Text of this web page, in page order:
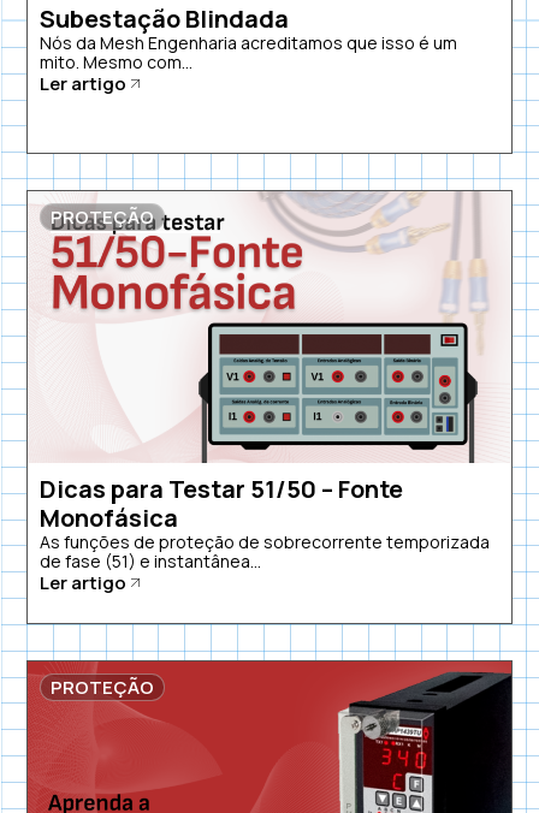
Subestação Blindada
Nós da Mesh Engenharia acreditamos que isso é um
mito. Mesmo com...
Ler artigo
PROTEÇÃO
Dicas para Testar 51/50 – Fonte
Monofásica
As funções de proteção de sobrecorrente temporizada
de fase (51) e instantânea...
Ler artigo
PROTEÇÃO